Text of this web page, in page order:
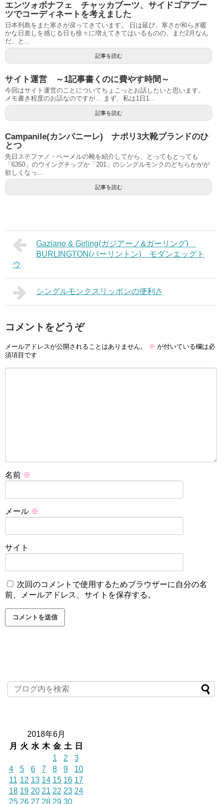
エンツォボナフェ チャッカブーツ、サイドゴアブー
ツでコーディネートを考えました
日本列島をまた寒さが戻ってきています。 日は延び、寒さが和らぎ暖
かな日差しを感じる日も徐々に増えてきてはいるものの、まだ2月なん
だ、と...
記事を読む
サイト運営 ～1記事書くのに費やす時間～
今回はサイト運営のことについてちょこっとお話したいと思います。
メモ書き程度のお話なのですが… まず、私は1日1...
記事を読む
Campanile(カンパニーレ) ナポリ3大靴ブランドのひ
とつ
先日ステファノ・ベーメルの靴を紹介してから、とってもとっても
「6350」のウイングチップか「201」のシングルモンクのどちらかがが
欲しくなっ...
記事を読む
Gaziano & Girling(ガジアーノ&ガーリング)
BURLINGTON(バーリントン) モダンエッグト
ウ
シングルモンクスリッポンの便利さ
コメントをどうぞ
メールアドレスが公開されることはありません。 ※ が付いている欄は必
須項目です
名前 ※
メール ※
サイト
次回のコメントで使用するためブラウザーに自分の名
前、メールアドレス、サイトを保存する。
2018年6月
月
火 水 木 金 土
日
1
2
3
4
5 6 7 8 9
10
11 12 13 14 15 16 17
18 19 20 21 22 23 24
25 26 27 28 29 30